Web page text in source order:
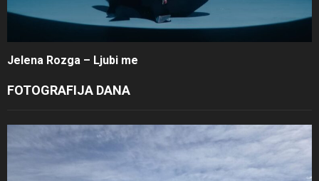
Jelena Rozga – Ljubi me
FOTOGRAFIJA DANA